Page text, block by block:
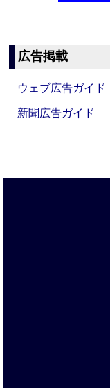
広告掲載
ウェブ広告ガイド
新聞広告ガイド